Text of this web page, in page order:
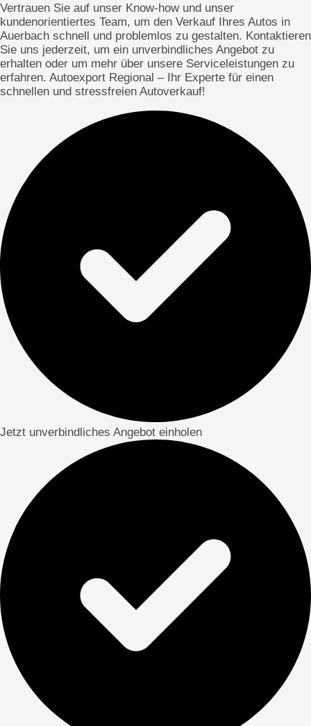
Vertrauen Sie auf unser Know-how und unser
kundenorientiertes Team, um den Verkauf Ihres Autos in
Auerbach schnell und problemlos zu gestalten. Kontaktieren
Sie uns jederzeit, um ein unverbindliches Angebot zu
erhalten oder um mehr über unsere Serviceleistungen zu
erfahren. Autoexport Regional – Ihr Experte für einen
schnellen und stressfreien Autoverkauf!
Jetzt unverbindliches Angebot einholen